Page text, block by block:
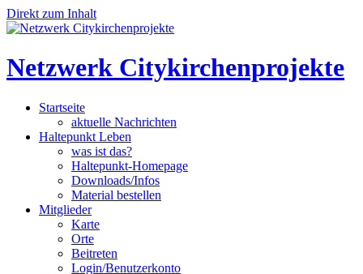
Direkt zum Inhalt
Netzwerk Citykirchenprojekte
Startseite
aktuelle Nachrichten
Haltepunkt Leben
was ist das?
Haltepunkt-Homepage
Downloads/Infos
Material bestellen
Mitglieder
Karte
Orte
Beitreten
Login/Benutzerkonto